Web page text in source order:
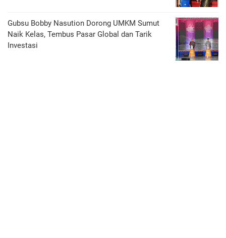
Gubsu Bobby Nasution Dorong UMKM Sumut
Naik Kelas, Tembus Pasar Global dan Tarik
Investasi